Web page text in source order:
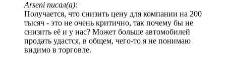
Arseni писал(а):
Получается, что снизить цену для компании на 200
тысяч - это не очень критично, так почему бы не
снизить её и у нас? Может больше автомобилей
продать удастся, в общем, чего-то я не понимаю
видимо в торговле.